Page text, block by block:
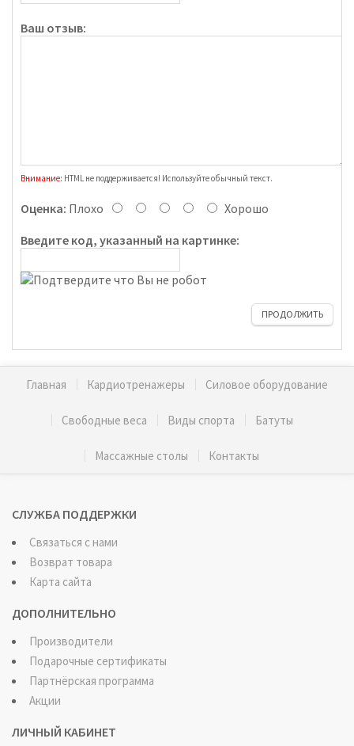
Ваш отзыв:
Внимание: HTML не поддерживается! Используйте обычный текст.
Оценка: Плохо
Хорошо
Введите код, указанный на картинке:
ПРОДОЛЖИТЬ
Главная Кардиотренажеры Силовое оборудование
Свободные веса Виды спорта Батуты
Массажные столы Контакты
СЛУЖБА ПОДДЕРЖКИ
Связаться с нами
Возврат товара
Карта сайта
ДОПОЛНИТЕЛЬНО
Производители
Подарочные сертификаты
Партнёрская программа
Акции
ЛИЧНЫЙ КАБИНЕТ